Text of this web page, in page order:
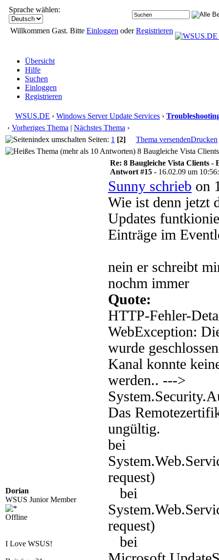
Sprache wählen:
Willkommen Gast. Bitte Einloggen oderRegistrieren
Übersicht
Hilfe
Suchen
Einloggen
Registrieren
WSUS.DE › Windows Server Update Services ›
‹ Vorheriges Thema | Nächstes Thema ›
Seiten: 1 [2] Thema versendenDrucken
8 Baugleiche Vista
Dorian
WSUS Junior Member
Offline
I Love WSUS!
Re: 8 Baugleiche Vista Clients
Antwort #15 - 16.02.09 um
Sunny schrieb on
Wie ist denn jetzt
Updates
Einträge im
nein er schreibt
nochm immer
Quote:
HTTP-Fehler-
WebException:
wurde
Kanal konnte
werden.. --->
Das
ungültig.
bei
request)
bei
request)
bei